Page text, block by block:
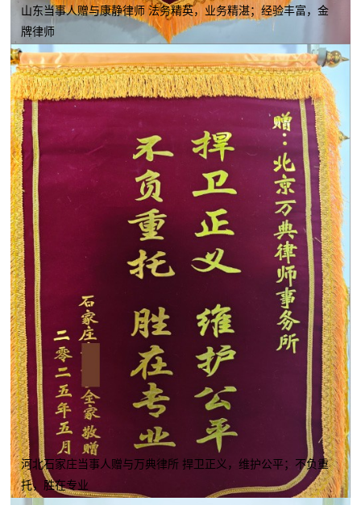
山东当事人赠与康静律师 法务精英，业务精湛；经验丰富，金
牌律师
河北石家庄当事人赠与万典律所 捍卫正义，维护公平；不负重
托，胜在专业